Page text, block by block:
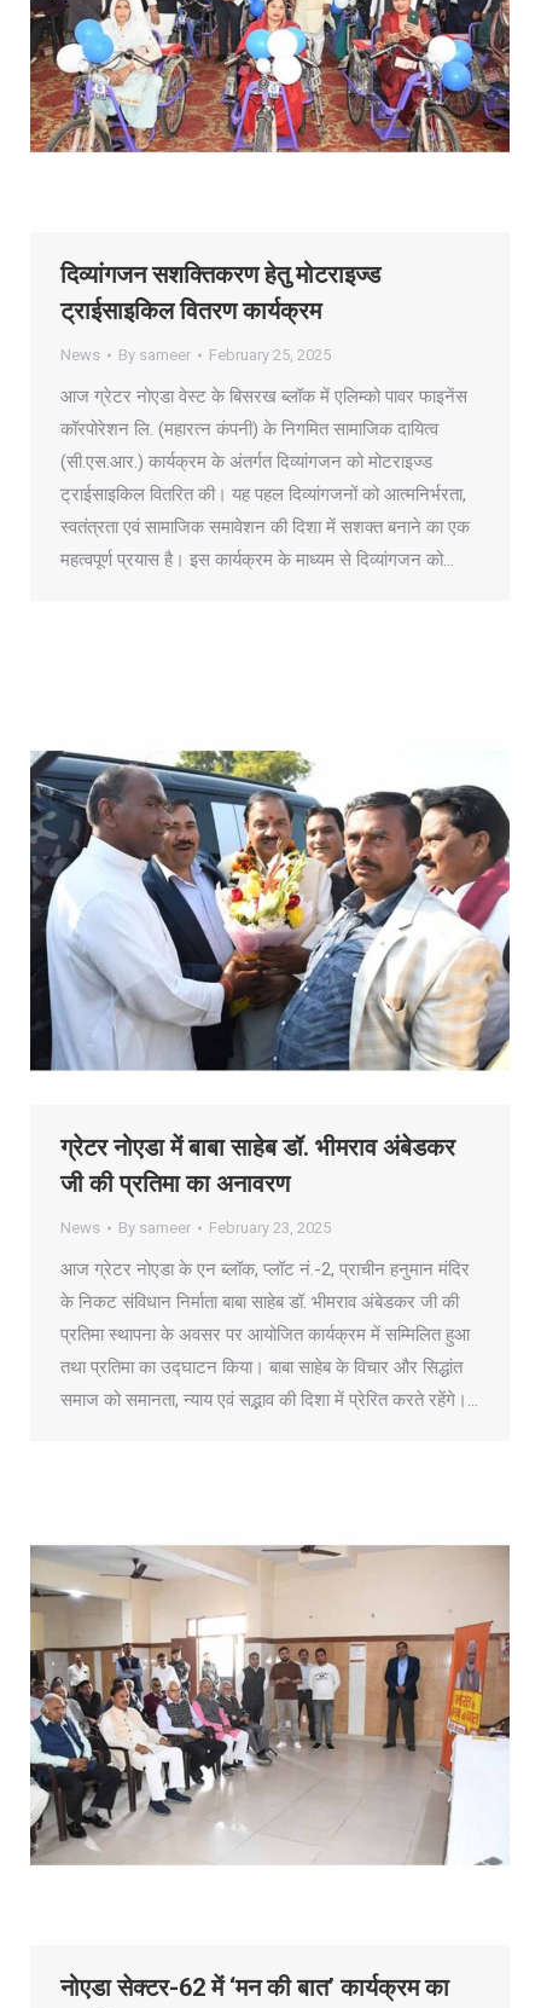
दिव्यांगजन सशक्तिकरण हेतु मोटराइज्ड
ट्राईसाइकिल वितरण कार्यक्रम
News By sameer February 25, 2025
आज ग्रेटर नोएडा वेस्ट के बिसरख ब्लॉक में एलिम्को पावर फाइनेंस
कॉरपोरेशन लि. (महारत्न कंपनी) के निगमित सामाजिक दायित्व
(सी.एस.आर.) कार्यक्रम के अंतर्गत दिव्यांगजन को मोटराइज्ड
ट्राईसाइकिल वितरित की। यह पहल दिव्यांगजनों को आत्मनिर्भरता,
स्वतंत्रता एवं सामाजिक समावेशन की दिशा में सशक्त बनाने का एक
महत्वपूर्ण प्रयास है। इस कार्यक्रम के माध्यम से दिव्यांगजन को…
ग्रेटर नोएडा में बाबा साहेब डॉ. भीमराव अंबेडकर
जी की प्रतिमा का अनावरण
News By sameer February 23, 2025
आज ग्रेटर नोएडा के एन ब्लॉक, प्लॉट नं.-2, प्राचीन हनुमान मंदिर
के निकट संविधान निर्माता बाबा साहेब डॉ. भीमराव अंबेडकर जी की
प्रतिमा स्थापना के अवसर पर आयोजित कार्यक्रम में सम्मिलित हुआ
तथा प्रतिमा का उद्घाटन किया। बाबा साहेब के विचार और सिद्धांत
समाज को समानता, न्याय एवं सद्भाव की दिशा में प्रेरित करते रहेंगे।…
नोएडा सेक्टर-62 में ‘मन की बात’ कार्यक्रम का